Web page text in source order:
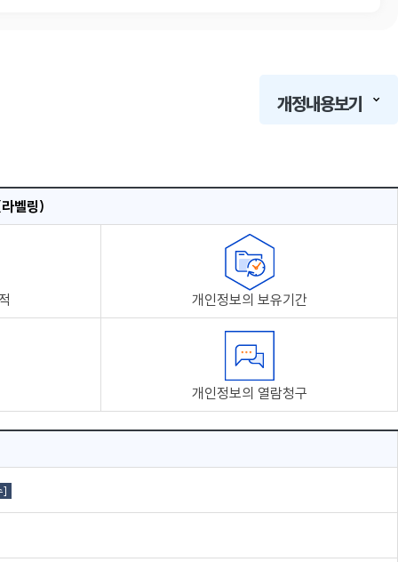
개정내용보기
벨링)
개인정보의 보유기간
개인정보의 열람청구
]